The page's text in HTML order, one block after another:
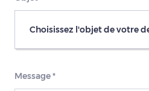
Choisissez l'objet de votre
Message*